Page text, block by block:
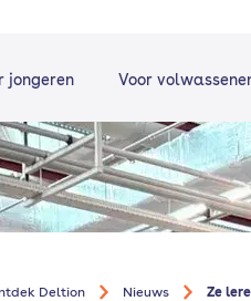
jongeren Voor
Deltion Nieuws Ze